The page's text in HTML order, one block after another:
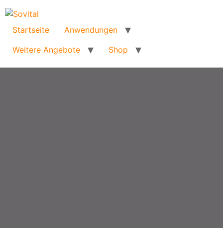
Startseite
Anwendungen
Weitere Angebote
Shop